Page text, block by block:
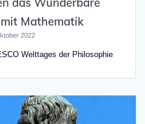
Mathematik
2022
Welttages der Philosophie